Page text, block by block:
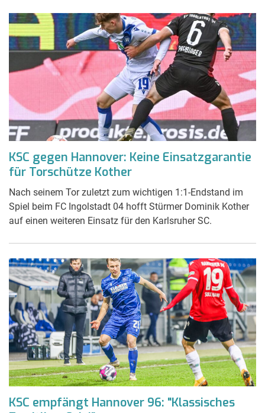
KSC gegen Hannover: Keine Einsatzgarantie
für Torschütze Kother
Nach seinem Tor zuletzt zum wichtigen 1:1-Endstand im
Spiel beim FC Ingolstadt 04 hofft Stürmer Dominik Kother
auf einen weiteren Einsatz für den Karlsruher SC.
KSC empfängt Hannover 96: "Klassisches